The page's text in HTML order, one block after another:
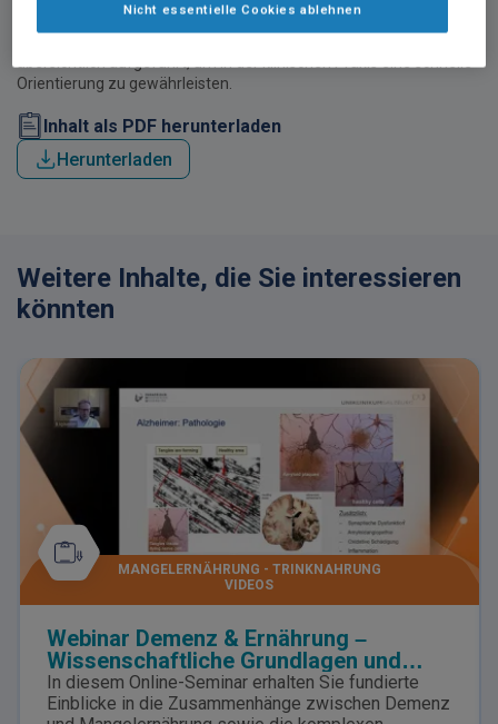
und der vollständigen Zutatenliste. Zusätzlich sind die
Orientierung zu gewährleisten.
Inhalt als PDF herunterladen
Herunterladen
Weitere Inhalte, die Sie interessieren
könnten
MANGELERNÄHRUNG - TRINKNAHRUNG
VIDEOS
Webinar Demenz & Ernährung –
Wissenschaftliche Grundlagen und
praxisnahe Lösungen
In diesem Online-Seminar erhalten Sie fundierte
Einblicke in die Zusammenhänge zwischen Demenz
Nicht essentielle Cookies ablehnen